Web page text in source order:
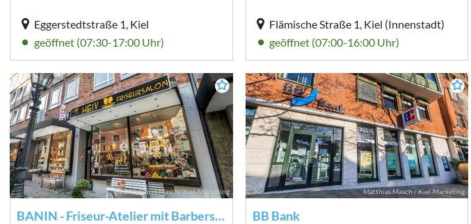
Eggerstedtstraße 1, Kiel
geöffnet (07:30-17:00 Uhr)
Flämische Straße 1, Kiel (Innenstadt)
geöffnet (07:00-16:00 Uhr)
CC0 Matthias Masch/ Kiel-Marketing
BANIN - Friseur-Atelier mit Barbershop
Matthias Masch / Kiel-Marketing
BB Bank